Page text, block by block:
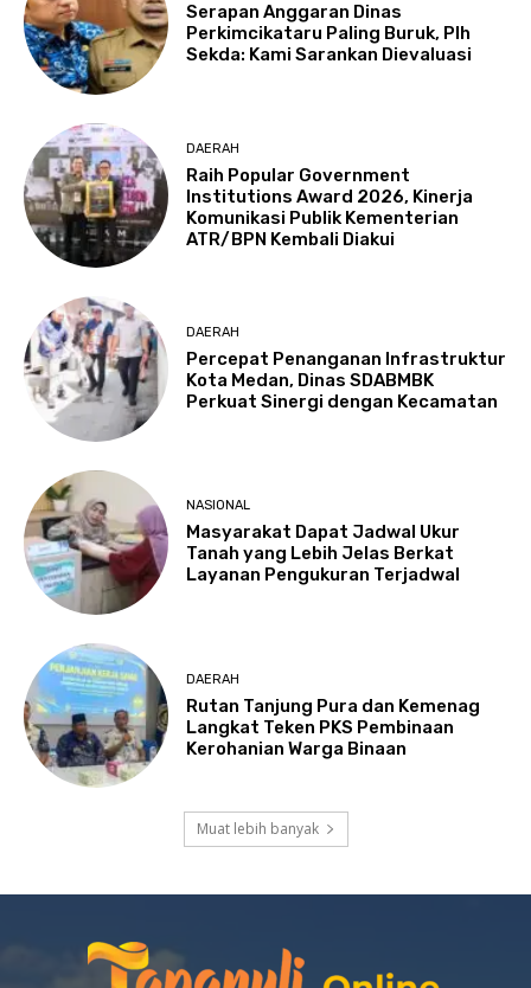
Serapan Anggaran Dinas
Perkimcikataru Paling Buruk, Plh
Sekda: Kami Sarankan Dievaluasi
DAERAH
Raih Popular Government
Institutions Award 2026, Kinerja
Komunikasi Publik Kementerian
ATR/BPN Kembali Diakui
DAERAH
Percepat Penanganan Infrastruktur
Kota Medan, Dinas SDABMBK
Perkuat Sinergi dengan Kecamatan
NASIONAL
Masyarakat Dapat Jadwal Ukur
Tanah yang Lebih Jelas Berkat
Layanan Pengukuran Terjadwal
DAERAH
Rutan Tanjung Pura dan Kemenag
Langkat Teken PKS Pembinaan
Kerohanian Warga Binaan
Muat lebih banyak